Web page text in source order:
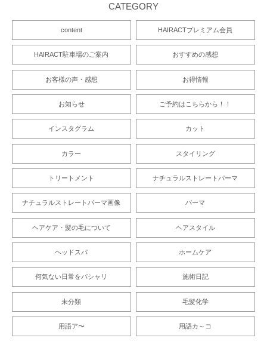
CATEGORY
content HAIRACTプレミアム会員
HAIRACT駐車場のご案内 おすすめの感想
お客様の声・感想 お得情報
お知らせ ご予約はこちらから！！
インスタグラム カット
カラー スタイリング
トリートメント ナチュラルストレートパーマ
ナチュラルストレートパーマ画像 パーマ
ヘアケア・髪の毛について ヘアスタイル
ヘッドスパ ホームケア
何気ない日常をパシャリ 施術日記
未分類 毛髪化学
用語ア〜 用語カ～コ